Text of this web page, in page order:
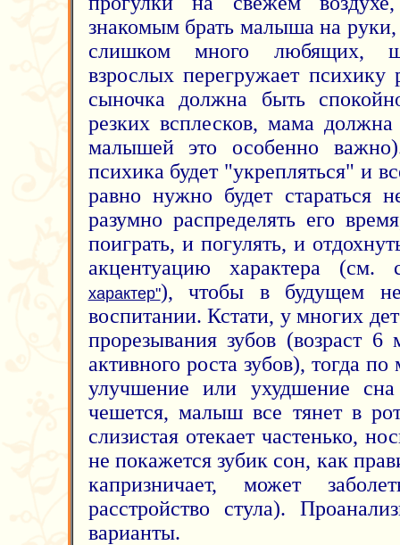
знакомым брать малыша на
слишком много любящих,
взрослых перегружает
сыночка должна быть
резких всплесков, мама
малышей это особенно
психика будет "укрепляться" и
равно нужно будет стараться
разумно распределять его
поиграть, и погулять, и
акцентуацию характера (см.
характер"), чтобы в будущем
воспитании. Кстати, у многих
прорезывания зубов (возраст 6
активного роста зубов), тогда
улучшение или ухудшение
чешется, малыш все тянет в
слизистая отекает частенько,
не покажется зубик сон, как
капризничает, может
расстройство стула).
варианты.